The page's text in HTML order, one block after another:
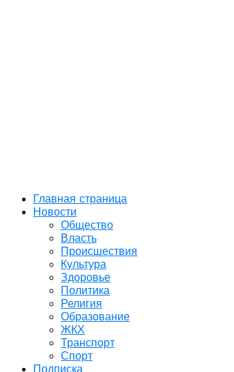
Главная страница
Новости
Общество
Власть
Происшествия
Культура
Здоровье
Политика
Религия
Образование
ЖКХ
Транспорт
Спорт
Подписка